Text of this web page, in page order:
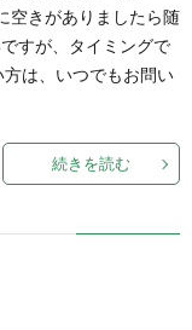
空きがありましたら随
すが、タイミングで
は、いつでもお問い
続きを読む